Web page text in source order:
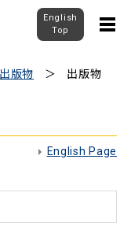
English
Top
版物 出版物
English Page